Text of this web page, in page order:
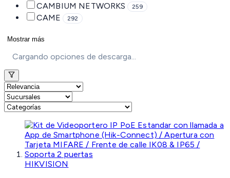
CAMBIUM NETWORKS 259
CAME 292
Mostrar más
Cargando opciones de descarga...
HIKVISION